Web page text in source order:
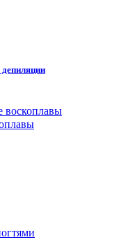
воскоплавы